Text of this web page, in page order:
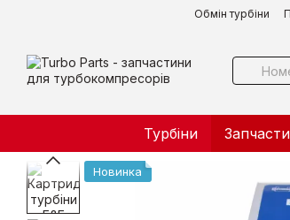
Перейти до основного контентуОбмін турбіни
Турбіни
Новинка